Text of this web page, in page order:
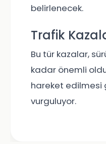
belirlenecek.
Trafik
Bu tür kazalar,
kadar önemli
hareket edilmesi
vurguluyor.